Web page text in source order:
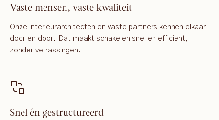
Vaste mensen, vaste kwaliteit
Onze interieurarchitecten en vaste partners kennen elkaar
door en door. Dat maakt schakelen snel en efficiënt,
zonder verrassingen.
Snel én gestructureerd